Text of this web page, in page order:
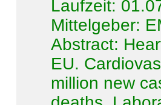
Laufzeit:
Mittelgeber:
Abstract:
EU.
million new